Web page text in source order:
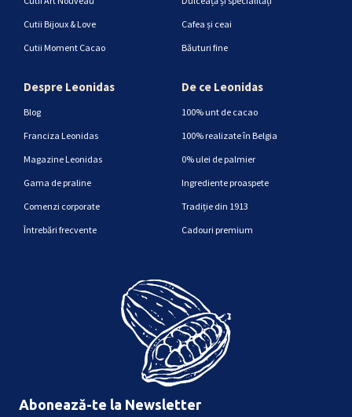
Cutii Bijoux & Love
Cutii Moment Cacao
Cafea și ceai
Băuturi fine
Despre Leonidas
Blog
Franciza Leonidas
Magazine Leonidas
Gama de praline
Comenzi corporate
Întrebări frecvente
De ce Leonidas
100% unt de cacao
100% realizate în Belgia
0% ulei de palmier
Ingrediente proaspete
Tradiție din 1913
Cadouri premium
Abonează-te la Newsletter